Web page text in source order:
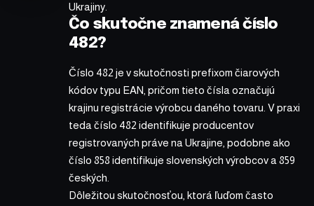
Ukrajiny.
Čo skutočne znamená číslo
482?
Číslo 482 je v skutočnosti prefixom čiarových
kódov typu EAN, pričom tieto čísla označujú
krajinu registrácie výrobcu daného tovaru. V praxi
teda číslo 482 identifikuje producentov
registrovaných práve na Ukrajine, podobne ako
číslo 858 identifikuje slovenských výrobcov a 859
českých.
Dôležitou skutočnosťou, ktorá ľuďom často